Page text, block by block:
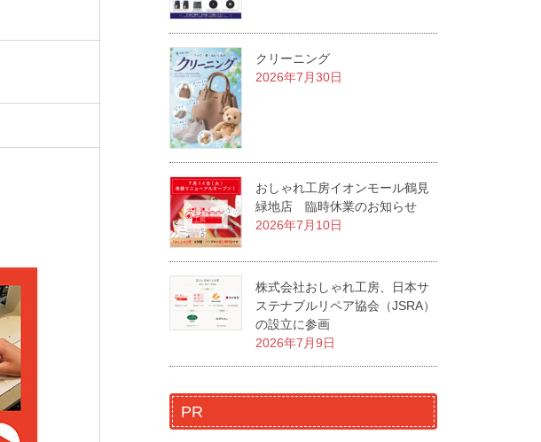
クリーニング
2026年7月30日
おしゃれ工房イオンモール鶴見
緑地店 臨時休業のお知らせ
2026年7月10日
株式会社おしゃれ工房、日本サ
ステナブルリペア協会（JSRA）
の設立に参画
2026年7月9日
PR